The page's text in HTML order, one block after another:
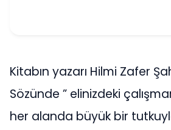
Kitabın yazarı Hilmi Zafer
Sözünde ” elinizdeki
her alanda büyük bir